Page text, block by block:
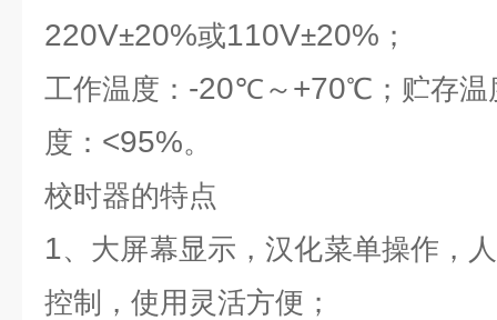
220V±20%或110V±20% ；
工作温度： -20℃～ +70℃；贮存温
度： <95%。
校时器的特点
1、大屏幕显示，汉化菜单操作，
控制，使用灵活方便；